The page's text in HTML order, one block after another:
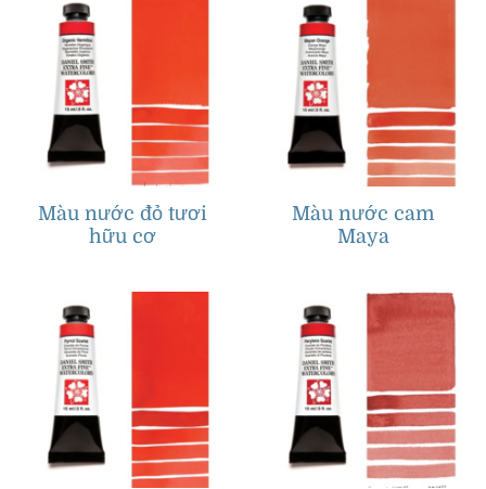
Màu nước đỏ tươi
hữu cơ
Màu nước cam
Maya